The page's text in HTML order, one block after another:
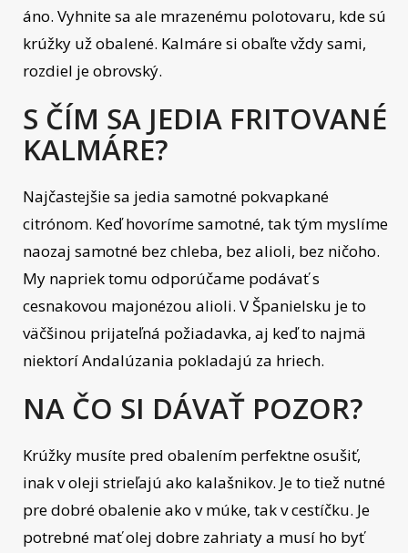
áno. Vyhnite sa ale mrazenému polotovaru, kde sú
krúžky už obalené. Kalmáre si obaľte vždy sami,
rozdiel je obrovský.
S ČÍM SA JEDIA FRITOVANÉ
KALMÁRE?
Najčastejšie sa jedia samotné pokvapkané
citrónom. Keď hovoríme samotné, tak tým myslíme
naozaj samotné bez chleba, bez alioli, bez ničoho.
My napriek tomu odporúčame podávať s
cesnakovou majonézou alioli. V Španielsku je to
väčšinou prijateľná požiadavka, aj keď to najmä
niektorí Andalúzania pokladajú za hriech.
NA ČO SI DÁVAŤ POZOR?
Krúžky musíte pred obalením perfektne osušiť,
inak v oleji strieľajú ako kalašnikov. Je to tiež nutné
pre dobré obalenie ako v múke, tak v cestíčku. Je
potrebné mať olej dobre zahriaty a musí ho byť